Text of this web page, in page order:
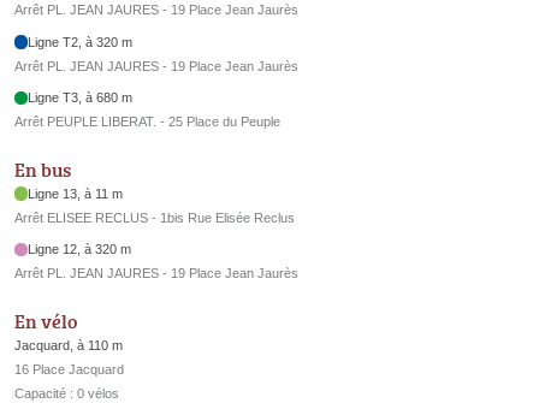
Arrêt PL. JEAN JAURES - 19 Place Jean Jaurès
Ligne T2, à 320 m
Arrêt PL. JEAN JAURES - 19 Place Jean Jaurès
Ligne T3, à 680 m
Arrêt PEUPLE LIBERAT. - 25 Place du Peuple
En bus
Ligne 13, à 11 m
Arrêt ELISEE RECLUS - 1bis Rue Elisée Reclus
Ligne 12, à 320 m
Arrêt PL. JEAN JAURES - 19 Place Jean Jaurès
En vélo
Jacquard, à 110 m
16 Place Jacquard
Capacité : 0 vélos